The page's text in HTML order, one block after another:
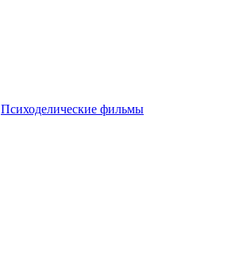
Психоделические фильмы